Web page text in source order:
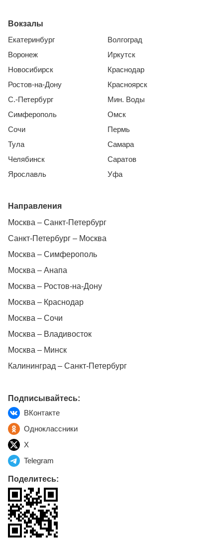
Вокзалы
Екатеринбург
Воронеж
Новосибирск
Ростов-на-Дону
С.-Петербург
Симферополь
Сочи
Тула
Челябинск
Ярославль
Волгоград
Иркутск
Краснодар
Красноярск
Мин. Воды
Омск
Пермь
Самара
Саратов
Уфа
Направления
Москва – Санкт-Петербург
Санкт-Петербург – Москва
Москва – Симферополь
Москва – Анапа
Москва – Ростов-на-Дону
Москва – Краснодар
Москва – Сочи
Москва – Владивосток
Москва – Минск
Калининград – Санкт-Петербург
Подписывайтесь:
ВКонтакте
Одноклассники
X
Telegram
Поделитесь: